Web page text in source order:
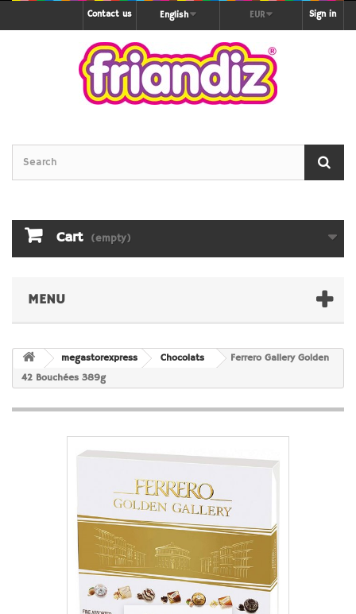
Sign in
EUR
English
Contact us
Cart (empty)
MENU
megastorexpress Chocolats
Ferrero Gallery Golden
42 Bouchées 389g